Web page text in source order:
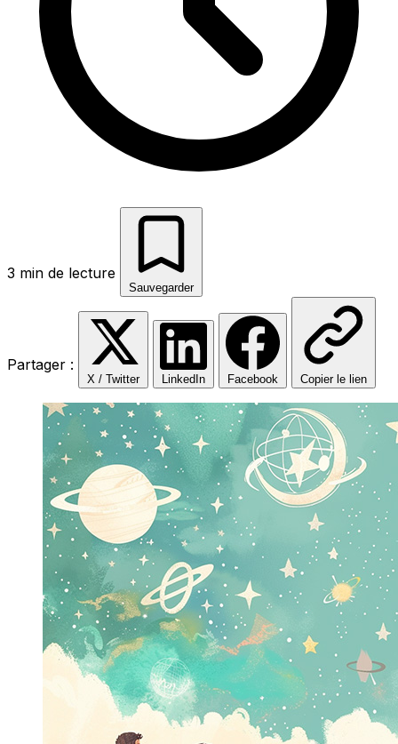
3 min de lecture
Sauvegarder
Partager :
X / Twitter LinkedIn Facebook Copier le lien